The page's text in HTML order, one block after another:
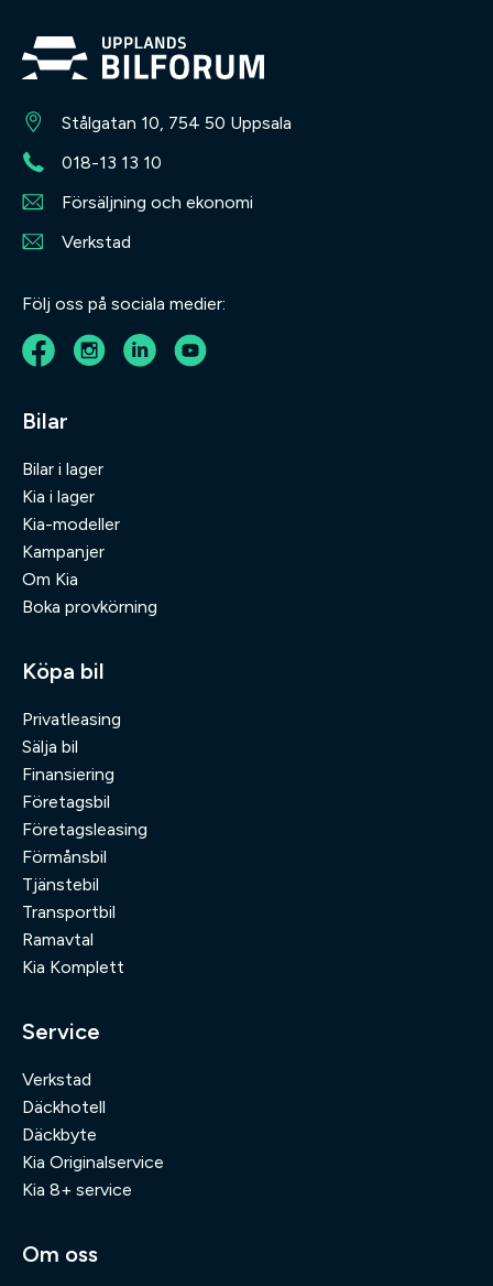
Stålgatan 10, 754 50 Uppsala
018-13 13 10
Försäljning och ekonomi
Verkstad
Följ oss på sociala medier:
Bilar
Bilar i lager
Kia i lager
Kia-modeller
Kampanjer
Om Kia
Boka provkörning
Köpa bil
Privatleasing
Sälja bil
Finansiering
Företagsbil
Företagsleasing
Förmånsbil
Tjänstebil
Transportbil
Ramavtal
Kia Komplett
Service
Verkstad
Däckhotell
Däckbyte
Kia Originalservice
Kia 8+ service
Om oss